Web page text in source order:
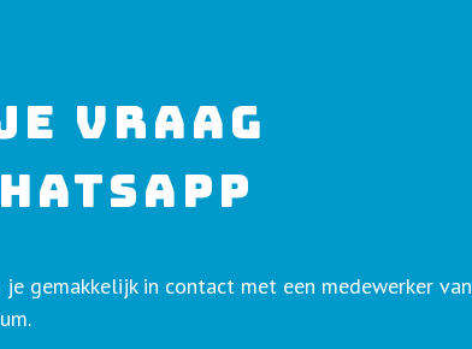
VRAAG
je gemakkelijk in contact met een medewerker van